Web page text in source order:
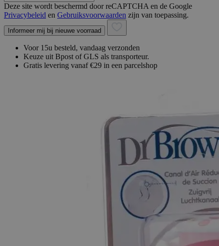
Deze site wordt beschermd door reCAPTCHA en de Google
Privacybeleid en Gebruiksvoorwaarden zijn van toepassing.
Informeer mij bij nieuwe voorraad
Voor 15u besteld, vandaag verzonden
Keuze uit Bpost of GLS als transporteur.
Gratis levering vanaf €29 in een parcelshop